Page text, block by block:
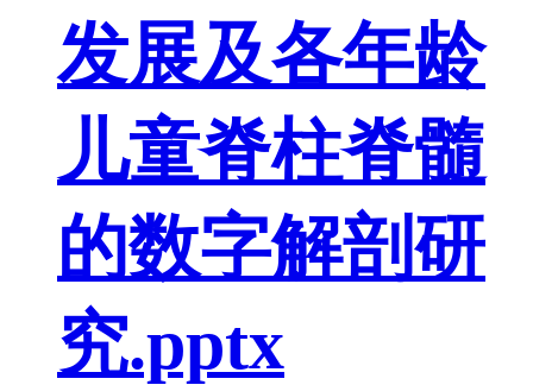
发展及各年龄
儿童脊柱脊髓
的数字解剖研
究.pptx